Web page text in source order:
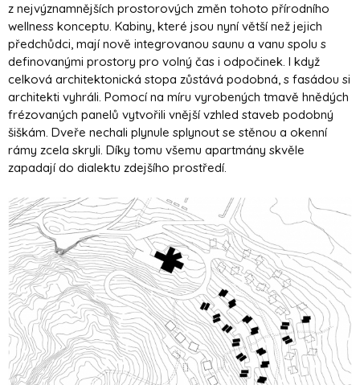
z nejvýznamnějších prostorových změn tohoto přírodního
wellness konceptu. Kabiny, které jsou nyní větší než jejich
předchůdci, mají nově integrovanou saunu a vanu spolu s
definovanými prostory pro volný čas i odpočinek. I když
celková architektonická stopa zůstává podobná, s fasádou si
architekti vyhráli. Pomocí na míru vyrobených tmavě hnědých
frézovaných panelů vytvořili vnější vzhled staveb podobný
šiškám. Dveře nechali plynule splynout se stěnou a okenní
rámy zcela skryli. Díky tomu všemu apartmány skvěle
zapadají do dialektu zdejšího prostředí.